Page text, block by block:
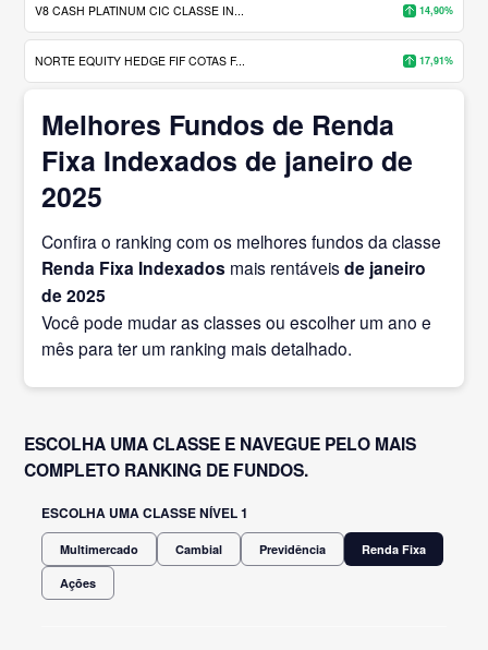
V8 CASH PLATINUM CIC CLASSE IN... 14,90%
NORTE EQUITY HEDGE FIF COTAS F... 17,91%
Melhores Fundos de Renda
Fixa Indexados de janeiro de
2025
Confira o ranking com os melhores fundos da classe
Renda Fixa Indexados mais rentáveisde janeiro
de 2025
Você pode mudar as classes ou escolher um ano e
mês para ter um ranking mais detalhado.
ESCOLHA UMA CLASSE E NAVEGUE PELO MAIS
COMPLETO RANKING DE FUNDOS.
ESCOLHA UMA CLASSE NÍVEL 1
Multimercado Cambial Previdência Renda Fixa
Ações